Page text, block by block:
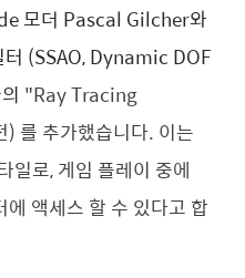
모더 Pascal Gilcher와
터 (SSAO, Dynamic DOF
"Ray Tracing
를 추가했습니다. 이는
로, 게임 플레이 중에
액세스 할 수 있다고 합